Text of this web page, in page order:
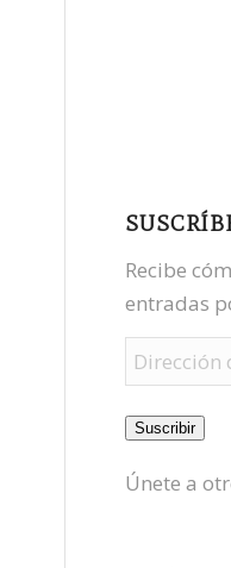
Recibe
entradas
Dirección
de
email
Suscribir
Únete a